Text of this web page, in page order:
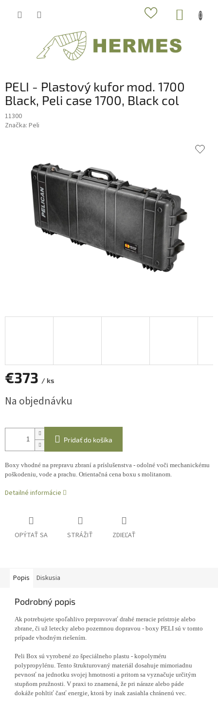
PELI - Plastový kufor mod. 1700
Black, Peli case 1700, Black col
11300
Značka: Peli
€373 / ks
cena:
Na objednávku
Pridať do košíka
Boxy vhodné na prepravu zbraní a príslušenstva - odolné voči mechanickému
poškodeniu, vode a prachu. Orientačná cena boxu s molitanom.
Detailné informácie
OPÝTAŤ SA STRÁŽIŤ ZDIEĽAŤ
Popis Diskusia
Podrobný popis
Ak potrebujete spoľahlivo prepravovať drahé meracie prístroje alebo
zbrane, či už letecky alebo pozemnou dopravou - boxy PELI sú v tomto
prípade vhodným riešením.
Peli Box sú vyrobené zo špeciálneho plastu - kopolyméru
polypropylénu. Tento štrukturovaný materiál dosahuje mimoriadnu
pevnosť na jednotku svojej hmotnosti a pritom sa vyznačuje určitým
stupňom pružnosti. V praxi to znamená, že pri náraze alebo páde
dokáže pohltiť časť energie, ktorá by inak zasiahla chránenú vec.